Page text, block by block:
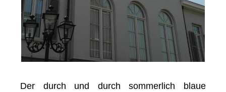
Der durch und durch sommerlich blaue